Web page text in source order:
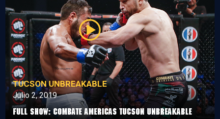
TUCSON UNBREAKABLE
Julio 2, 2019
Full Show: Combate Americas Tucson Unbreakable